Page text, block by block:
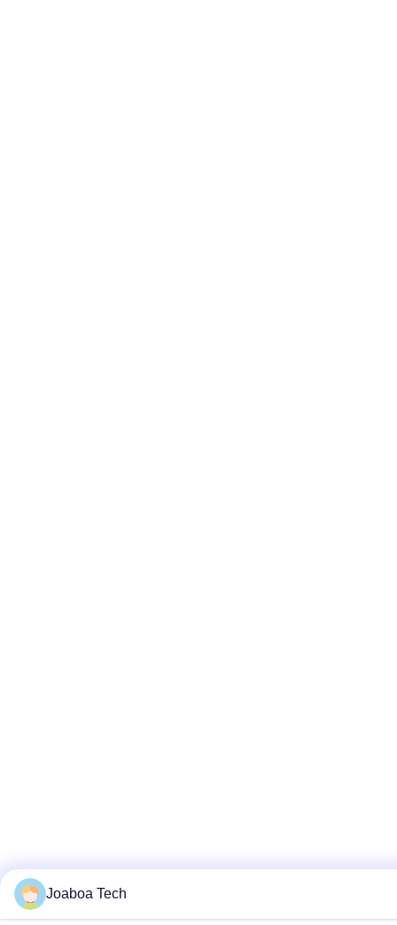
Joaboa Tech